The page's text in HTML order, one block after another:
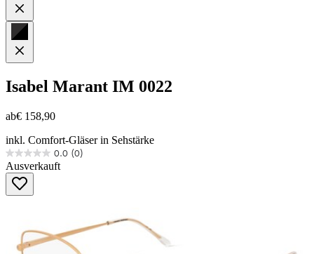
Isabel Marant IM 0022
ab€ 158,90
inkl. Comfort-Gläser in Sehstärke
0.0 (0)
0.0
von
Sternen.
Ausverkauft